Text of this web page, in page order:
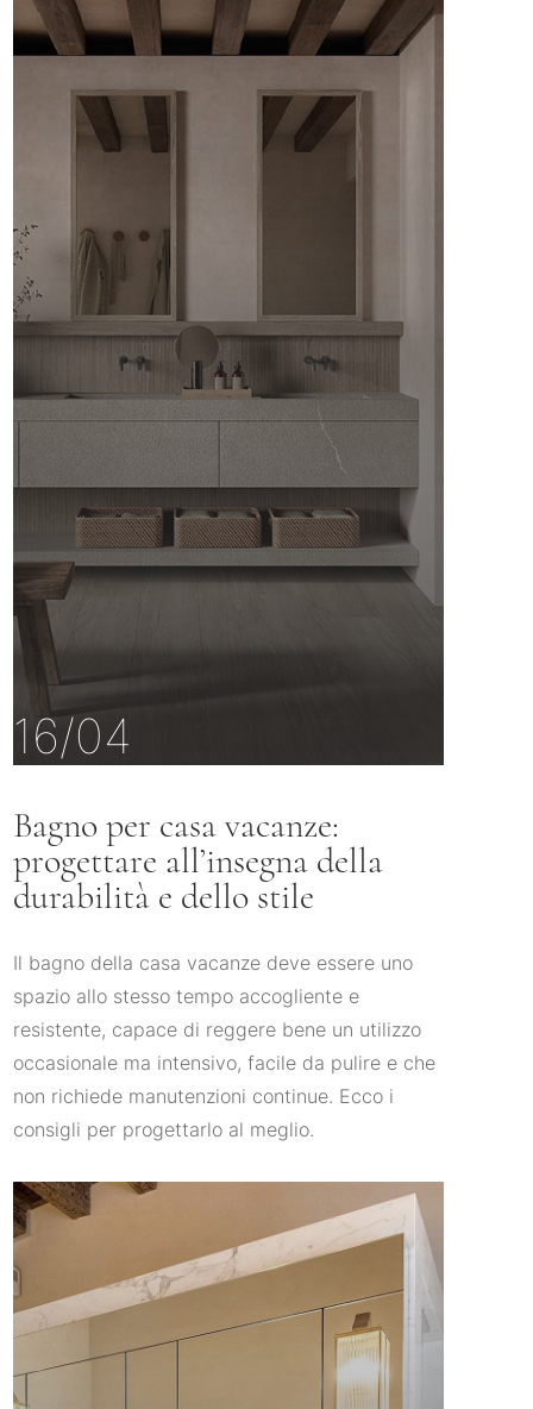
16/04
Bagno per casa vacanze:
progettare all’insegna della
durabilità e dello stile
Il bagno della casa vacanze deve essere uno
spazio allo stesso tempo accogliente e
resistente, capace di reggere bene un utilizzo
occasionale ma intensivo, facile da pulire e che
non richiede manutenzioni continue. Ecco i
consigli per progettarlo al meglio.